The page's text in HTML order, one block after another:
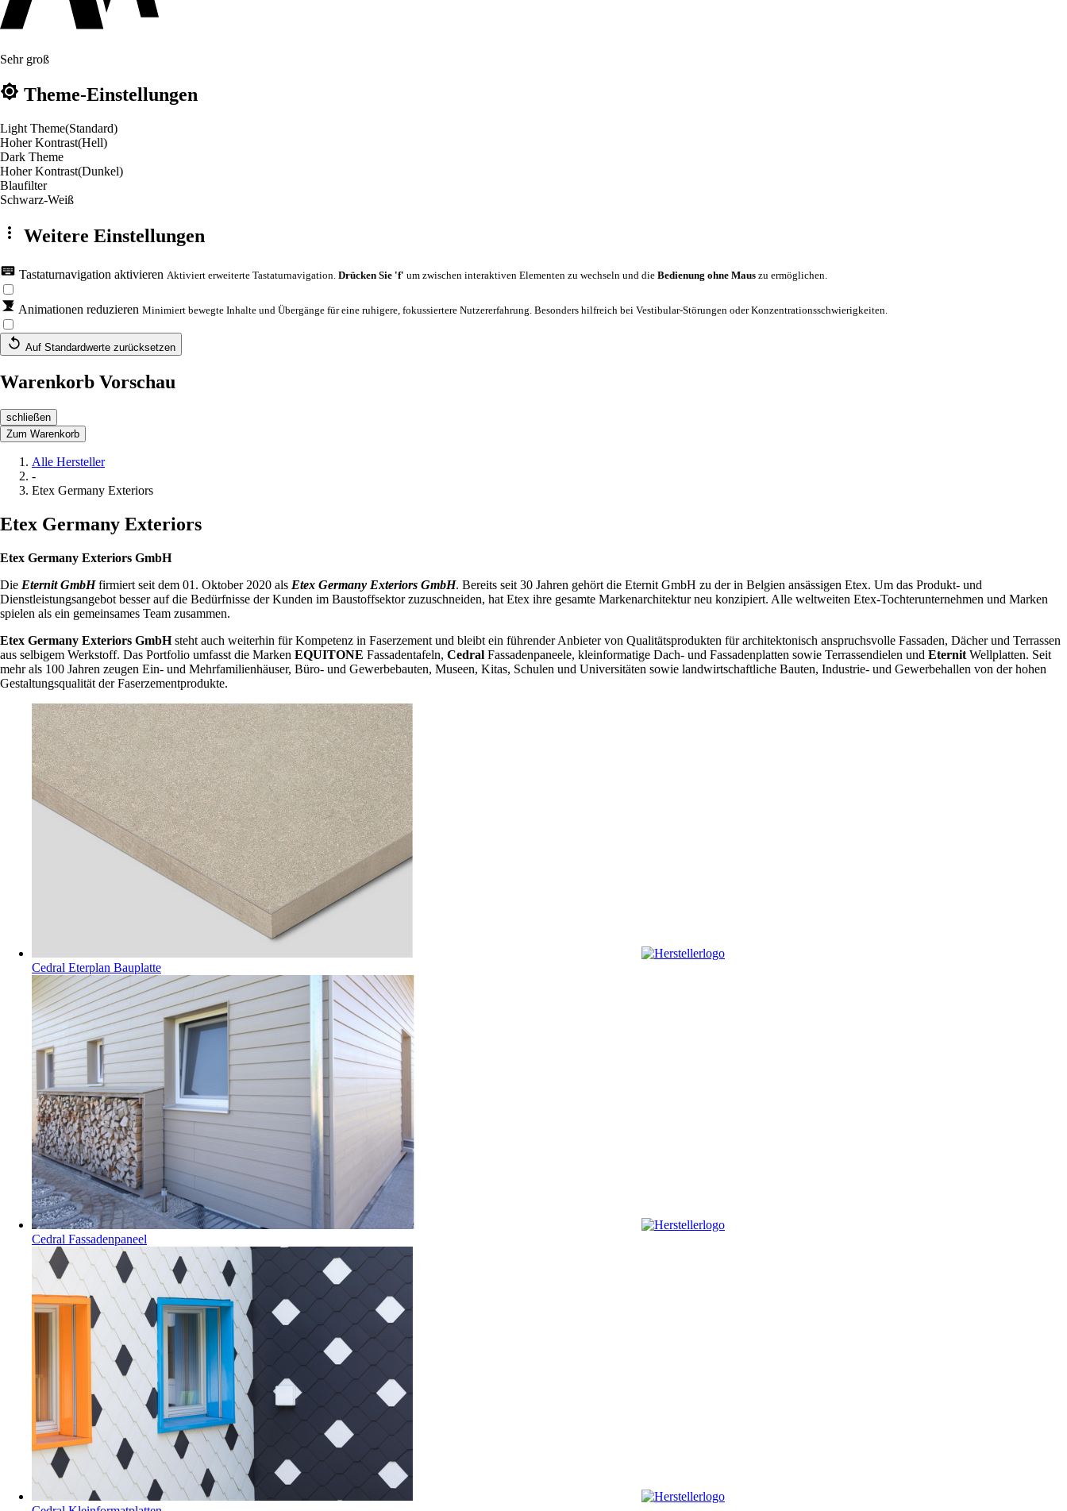
Sehr groß
Theme-Einstellungen
Light Theme(Standard)
Hoher Kontrast(Hell)
Dark Theme
Hoher Kontrast(Dunkel)
Blaufilter
Schwarz-Weiß
Weitere Einstellungen
Tastaturnavigation aktivieren Aktiviert erweiterte Tastaturnavigation. Drücken Sie 'f' um zwischen interaktiven Elementen zu wechseln und die Bedienung ohne Maus zu ermöglichen.
Animationen reduzieren Minimiert bewegte Inhalte und Übergänge für eine ruhigere, fokussiertere Nutzererfahrung. Besonders hilfreich bei Vestibular-Störungen oder Konzentrationsschwierigkeiten.
Auf Standardwerte zurücksetzen
Warenkorb Vorschau
schließen
Zum Warenkorb
Alle Hersteller
-
Etex Germany Exteriors
Etex Germany Exteriors
Etex Germany Exteriors GmbH
Die Eternit GmbHfirmiert seit dem 01. Oktober 2020 als Etex Germany Exteriors GmbH. Bereits seit 30 Jahren gehört die Eternit GmbH zu der in Belgien ansässigen Etex. Um das Produkt- und
Dienstleistungsangebot besser auf die Bedürfnisse der Kunden im Baustoffsektor zuzuschneiden, hat Etex ihre gesamte Markenarchitektur neu konzipiert. Alle weltweiten Etex-Tochterunternehmen und Marken
spielen als ein gemeinsames Team zusammen.
Etex Germany Exteriors GmbHsteht auch weiterhin für Kompetenz in Faserzement und bleibt ein führender Anbieter von Qualitätsprodukten für architektonisch anspruchsvolle Fassaden, Dächer und Terrassen
aus selbigem Werkstoff. Das Portfolio umfasst die Marken EQUITONE Fassadentafeln, Cedral Fassadenpaneele, kleinformatige Dach- und Fassadenplatten sowie Terrassendielen und Eternit Wellplatten. Seit
mehr als 100 Jahren zeugen Ein- und Mehrfamilienhäuser, Büro- und Gewerbebauten, Museen, Kitas, Schulen und Universitäten sowie landwirtschaftliche Bauten, Industrie- und Gewerbehallen von der hohen
Gestaltungsqualität der Faserzementprodukte.
Cedral Eterplan Bauplatte
Cedral Fassadenpaneel